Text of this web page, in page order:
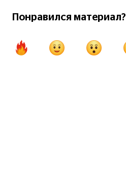
Понравился материал?